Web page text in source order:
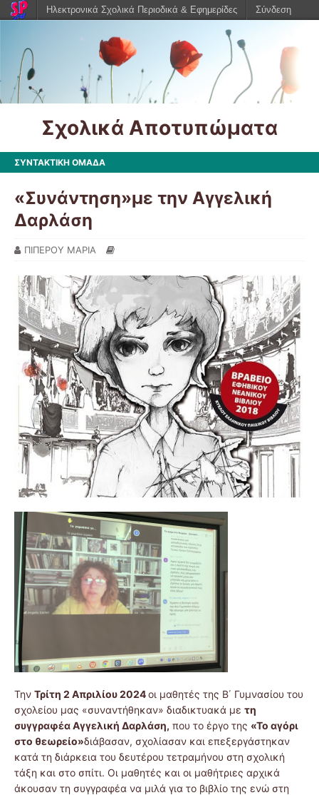
Σχολικά Αποτυπώματα
ΣΥΝΤΑΚΤΙΚΗ ΟΜΑΔΑ
«Συνάντηση»με την Αγγελική
Δαρλάση
ΠΙΠΕΡΟΥ ΜΑΡΙΑ
Την Τρίτη 2 Απριλίου 2024οι μαθητές της Β΄ Γυμνασίου του
σχολείου μας «συναντήθηκαν» διαδικτυακά με τη
συγγραφέα Αγγελική Δαρλάση, που το έργο της «Το αγόρι
στο θεωρείο»διάβασαν, σχολίασαν και επεξεργάστηκαν
κατά τη διάρκεια του δευτέρου τετραμήνου στη σχολική
τάξη και στο σπίτι. Οι μαθητές και οι μαθήτριες αρχικά
άκουσαν τη συγγραφέα να μιλά για το βιβλίο της ενώ στη
Ηλεκτρονικά Σχολικά Περιοδικά & Εφημερίδες Σύνδεση